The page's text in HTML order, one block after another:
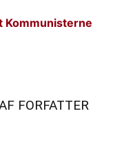
Kommunisterne
FORFATTER